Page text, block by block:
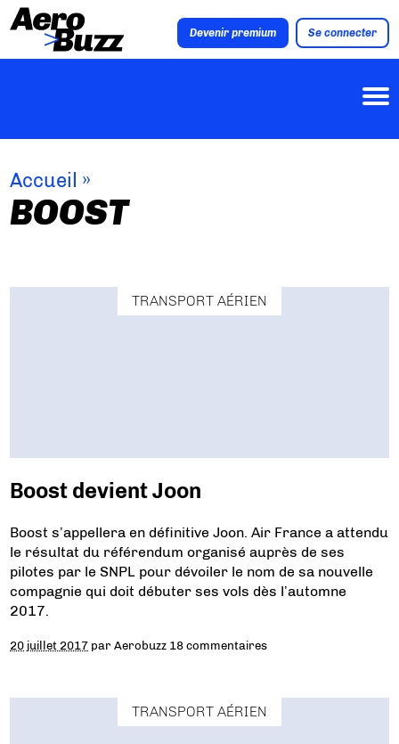
Devenir premium Se connecter
Accueil »
BOOST
TRANSPORT AÉRIEN
Boost devient Joon
Boost s’appellera en définitive Joon. Air France a attendu
le résultat du référendum organisé auprès de ses
pilotes par le SNPL pour dévoiler le nom de sa nouvelle
compagnie qui doit débuter ses vols dès l’automne
2017.
20 juillet 2017 parAerobuzz 18 commentaires
TRANSPORT AÉRIEN